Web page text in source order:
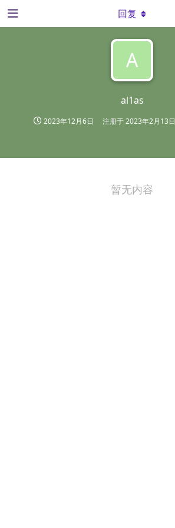
A
al1as
2023年12月6日 注册于2023年2月13日
回复
暂无内容